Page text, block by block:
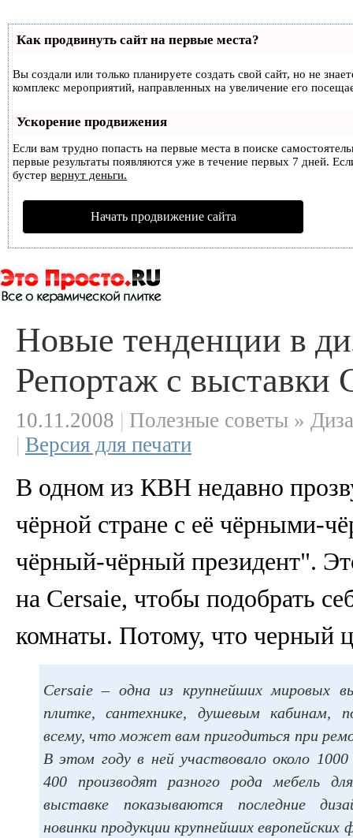
Как продвинуть сайт на первые места?
Вы создали или только планируете создать свой сайт, но не
комплекс мероприятий, направленных на увеличение его
Ускорение продвижения
Если вам трудно попасть на первые места в поиске
первые результаты появляются уже в течение первых 7 дней.
бустер вернут деньги.
Начать продвижение сайта
Новые тенденции в
Репортаж с выставки
10.11.2008 | Полезные советы »
| Версия для печати
В одном из КВН недавно
чёрной стране с её чёрными-
чёрный-чёрный президент".
на Cersaie, чтобы подобрать
комнаты. Потому, что черный
Cersaie – одна из крупнейших мировых
плитке, сантехнике, душевым кабинам,
всему, что может вам пригодиться при
В этом году в ней участвовало около
400 производят разного рода мебель
выставке показываются последние
новинки продукции крупнейших